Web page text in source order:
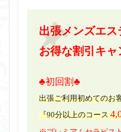
出張メンズエス
お得な割引キャ
♣初回割♣
出張ご利用初めてのお
『90分以上のコース